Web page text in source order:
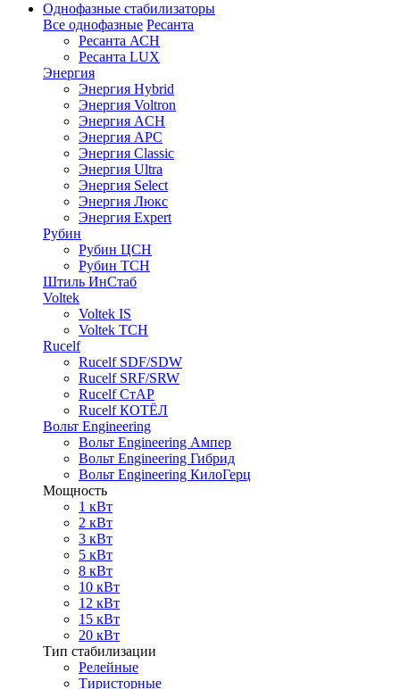
Однофазные стабилизаторы
Все однофазные Ресанта
Ресанта АСН
Ресанта LUX
Энергия
Энергия Hybrid
Энергия Voltron
Энергия ACH
Энергия АРС
Энергия Classic
Энергия Ultra
Энергия Select
Энергия Люкс
Энергия Expert
Рубин
Рубин ЦСН
Рубин ТСН
Штиль ИнСтаб
Voltek
Voltek IS
Voltek ТСН
Rucelf
Rucelf SDF/SDW
Rucelf SRF/SRW
Rucelf СтАР
Rucelf КОТЁЛ
Вольт Engineering
Вольт Engineering Ампер
Вольт Engineering Гибрид
Вольт Engineering КилоГерц
Мощность
1 кВт
2 кВт
3 кВт
5 кВт
8 кВт
10 кВт
12 кВт
15 кВт
20 кВт
Тип стабилизации
Релейные
Тиристорные